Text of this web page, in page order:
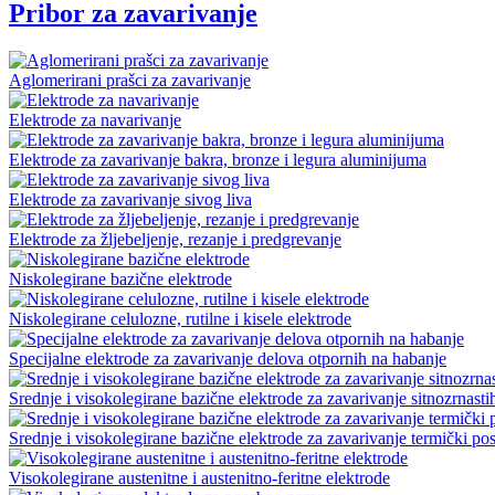
Pribor za zavarivanje
Aglomerirani prašci za zavarivanje
Elektrode za navarivanje
Elektrode za zavarivanje bakra, bronze i legura aluminijuma
Elektrode za zavarivanje sivog liva
Elektrode za žljebeljenje, rezanje i predgrevanje
Niskolegirane bazične elektrode
Niskolegirane celulozne, rutilne i kisele elektrode
Specijalne elektrode za zavarivanje delova otpornih na habanje
Srednje i visokolegirane bazične elektrode za zavarivanje
Srednje i visokolegirane bazične elektrode za zavarivanje termički
Visokolegirane austenitne i austenitno-feritne elektrode